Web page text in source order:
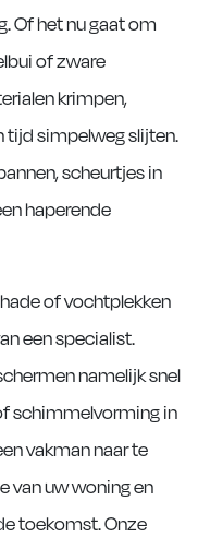
Of het nu gaat om
of zware
krimpen,
tijd simpelweg slijten.
scheurtjes in
haperende
of vochtplekken
een specialist.
namelijk snel
schimmelvorming in
vakman naar te
van uw woning en
toekomst. Onze